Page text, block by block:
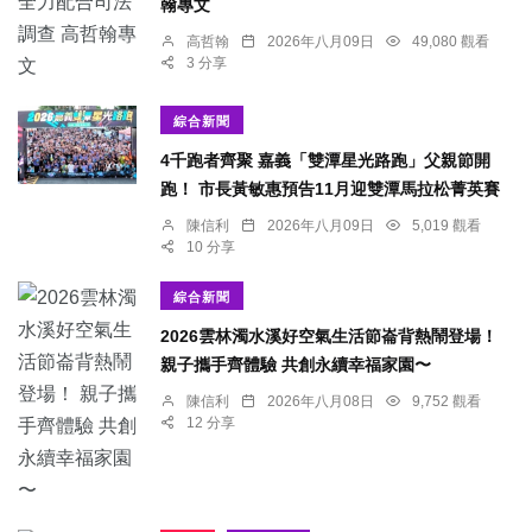
翰專文
高哲翰 2026年八月09日
49,080 觀看
3 分享
綜合新聞
4千跑者齊聚 嘉義「雙潭星光路跑」父親節開
跑！ 市長黃敏惠預告11月迎雙潭馬拉松菁英賽
陳信利 2026年八月09日
5,019 觀看
10 分享
綜合新聞
2026雲林濁水溪好空氣生活節崙背熱鬧登場！
親子攜手齊體驗 共創永續幸福家園〜
陳信利 2026年八月08日
9,752 觀看
12 分享